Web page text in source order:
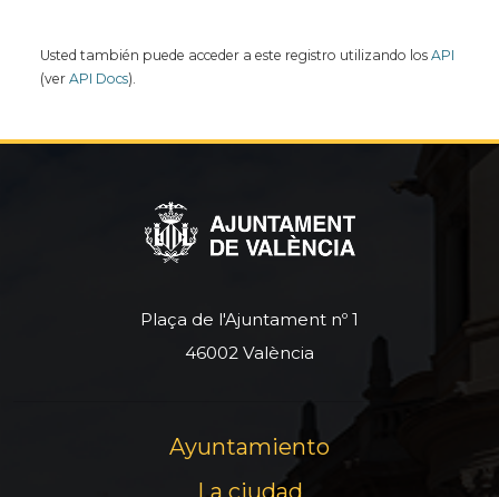
Usted también puede acceder a este registro utilizando los API
(ver API Docs).
Plaça de l'Ajuntament nº 1
46002 València
Ayuntamiento
La ciudad